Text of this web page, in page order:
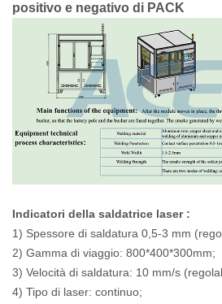
positivo e negativo di PACK
Indicatori della saldatrice laser :
1) Spessore di saldatura 0,5-3 mm
2) Gamma di viaggio: 800*400*300mm;
3) Velocità di saldatura: 10 mm/s
4) Tipo di laser: continuo;